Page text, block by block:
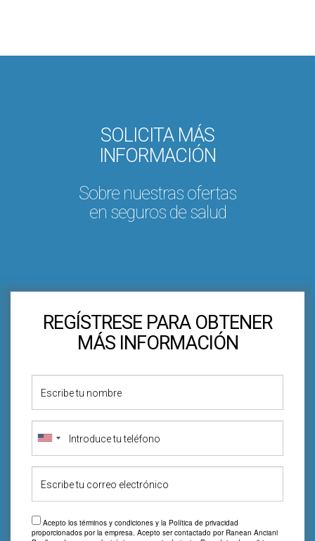
SOLICITA MÁS
INFORMACIÓN
Sobre nuestras ofertas
en seguros de salud
REGÍSTRESE PARA OBTENER
MÁS INFORMACIÓN
Acepto los términos y condiciones y la Política de privacidad
proporcionados por la empresa. Acepto ser contactado por Ranean Anciani